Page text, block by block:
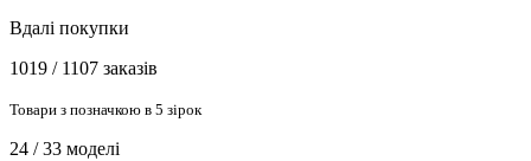
Вдалі покупки
1019 / 1107 заказів
Товари з позначкою в 5 зірок
24 / 33 моделі